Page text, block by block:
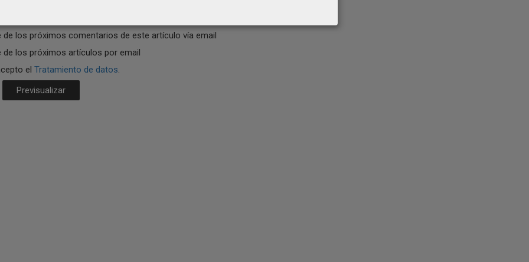
de los próximos comentarios de este artículo vía email
de los próximos artículos por email
el Tratamiento de datos.